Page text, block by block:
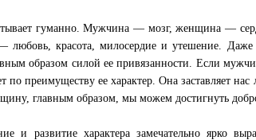
гуманно. Мужчина — мозг, женщина —
красота, милосердие и утешение. Даже
образом силой ее привязанности. Если
по преимуществу ее характер. Она заставляет
главным образом, мы можем достигнуть
и развитие характера замечательно ярко